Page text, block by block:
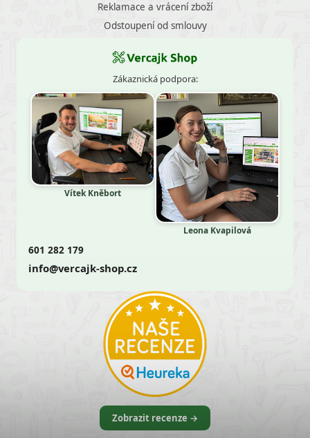
Reklamace a vrácení zboží
Odstoupení od smlouvy
Zákaznická podpora:
Vítek Kněbort
Leona Kvapilová
601 282 179
info@vercajk-shop.cz
Zobrazit recenze →